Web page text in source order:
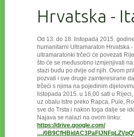
Hrvatska -
Od 13. do 18. listopada 2015.
humanitarni Ultramaraton Hrvatska
ultramaratonki trčeći će povezati
što će se međusobno izmjenjivati
stazi budu po dvije od njih. Ovom
pozvati i sve druge zainteresirane
trčeći s njima na pojedinim
listopada 2015. u 16,00 sati u
uz obalu Istre preko Rapca, Pule,
sve do Trsta i nakon toga dalje se
Najava se nalazi na ovom linku:
https://drive.google.com/
…/